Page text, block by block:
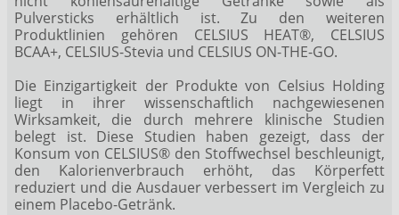
Pulversticks erhältlich ist. Zu den weiteren
Produktlinien gehören CELSIUS HEAT®, CELSIUS
BCAA+, CELSIUS-Stevia und CELSIUS ON-THE-GO.
Die Einzigartigkeit der Produkte von Celsius Holding
liegt in ihrer wissenschaftlich nachgewiesenen
Wirksamkeit, die durch mehrere klinische Studien
belegt ist. Diese Studien haben gezeigt, dass der
Konsum von CELSIUS® den Stoffwechsel beschleunigt,
den Kalorienverbrauch erhöht, das Körperfett
reduziert und die Ausdauer verbessert im Vergleich zu
einem Placebo-Getränk.